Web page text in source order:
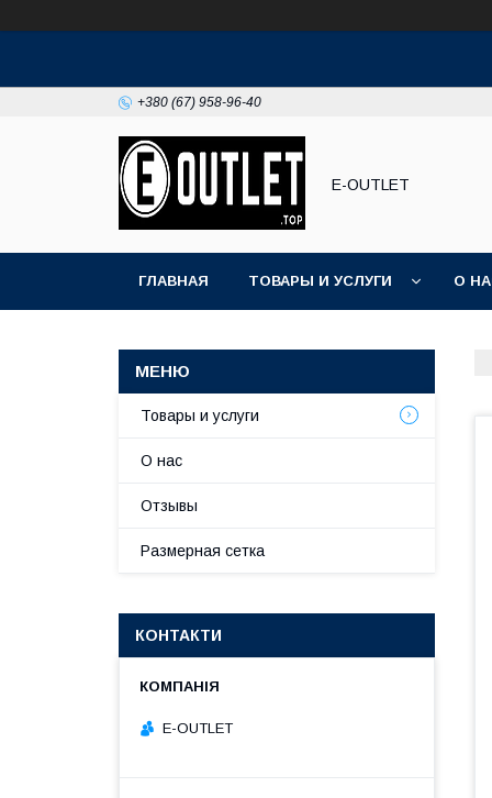
+380 (67) 958-96-40
E-OUTLET
ГЛАВНАЯ ТОВАРЫ И УСЛУГИ О
Товары и услуги
О нас
Отзывы
Размерная сетка
КОНТАКТИ
E-OUTLET